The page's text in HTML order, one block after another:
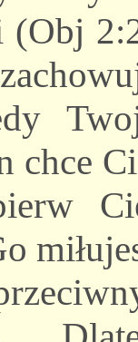
(Obj
chce